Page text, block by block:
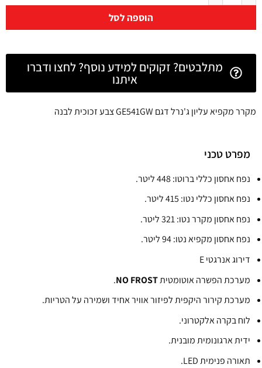
הוספה לסל
מתלבטים? זקוקים למידע נוסף? לחצו ודברו
איתנו
מקרר מקפיא עליון ג'נרל דגם GE541GW צבע זכוכית לבנה
מפרט טכני
נפח אחסון כללי ברוטו: 448 ליטר.
נפח אחסון כללי נטו: 415 ליטר.
נפח אחסון מקרר נטו: 321 ליטר.
נפח אחסון מקפיא נטו: 94 ליטר.
דירוג אנרגטי E
מערכת הפשרה אוטומטיתNO FROST
.
מערכת קירור היקפית לפיזור אוויר אחיד ושמירה על הטריות.
לוח בקרה אלקטרוני.
ידית ארגונומית מובנית.
תאורה פנימית LED.